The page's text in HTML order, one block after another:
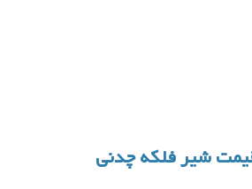
شیر فلکه چدنی